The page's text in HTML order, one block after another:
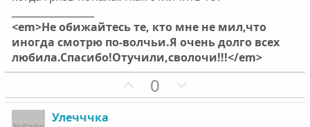
ы
й
г
о
л
с
ы
й
г
о
л
с
<em>Не обижайтесь те, кто мне не мил,что
иногда смотрю по-волчьи.Я очень долго всех
любила.Спасибо!Отучили,сволочи!!!</em>
П
о
0
е
Улечччка